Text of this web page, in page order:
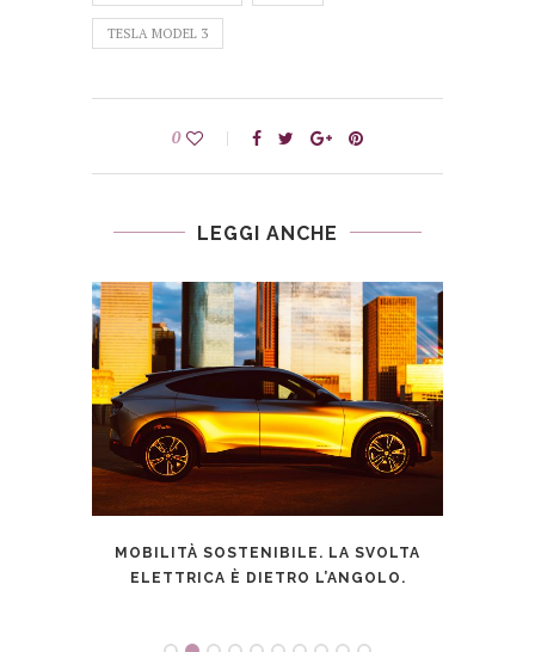
TESLA MODEL 3
0
LEGGI ANCHE
MOBILITÀ SOSTENIBILE. LA SVOLTA
ELETTRICA È DIETRO L’ANGOLO.